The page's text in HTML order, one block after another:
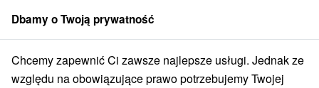
członek grupySorger
Západné Slovensko Nitriansky kraj Leľa Vyhliadka Skaly
Dbamy o Twoją prywatność
Chcemy zapewnić Ci zawsze najlepsze usługi. Jednak ze
względu na obowiązujące prawo potrzebujemy Twojej